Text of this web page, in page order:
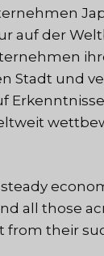
auf der
Stadt und
all those
from their